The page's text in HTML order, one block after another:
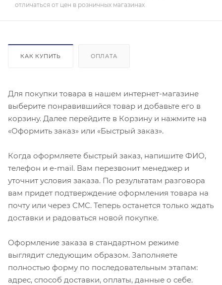
отличаться от цен в розничных магазинах
КАК КУПИТЬ ОПЛАТА
Для покупки товара в нашем интернет-магазине
выберите понравившийся товар и добавьте его в
корзину. Далее перейдите в Корзину и нажмите на
«Оформить заказ» или «Быстрый заказ».
Когда оформляете быстрый заказ, напишите ФИО,
телефон и e-mail. Вам перезвонит менеджер и
уточнит условия заказа. По результатам разговора
вам придет подтверждение оформления товара на
почту или через СМС. Теперь останется только ждать
доставки и радоваться новой покупке.
Оформление заказа в стандартном режиме
выглядит следующим образом. Заполняете
полностью форму по последовательным этапам:
адрес, способ доставки, оплаты, данные о себе.